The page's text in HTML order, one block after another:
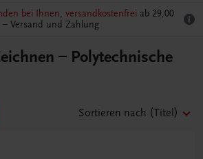
bei Ihnen, versandkostenfrei ab 29,00
– Versand und Zahlung
– Polytechnische
Sortieren nach (Titel)